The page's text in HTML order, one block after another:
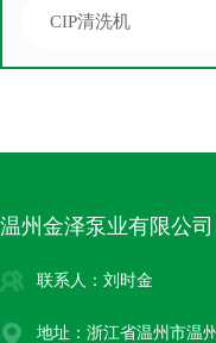
CIP清洗机
温州金泽泵业有限公司
联系人：刘时金
地址：浙江省温州市温